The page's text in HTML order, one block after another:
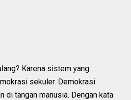
Karena sistem yang
sekuler. Demokrasi
di tangan manusia. Dengan kata